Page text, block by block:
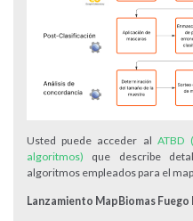
Usted puede acceder al ATBD
algoritmos) que describe
algoritmos empleados para el
Lanzamiento MapBiomas Fuego